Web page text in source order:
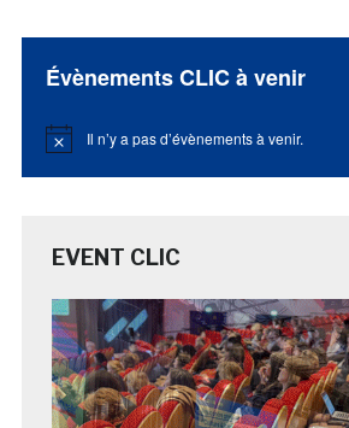
Évènements CLIC à venir
Notice Il n’y a pas d’évènements à venir.
EVENT CLIC